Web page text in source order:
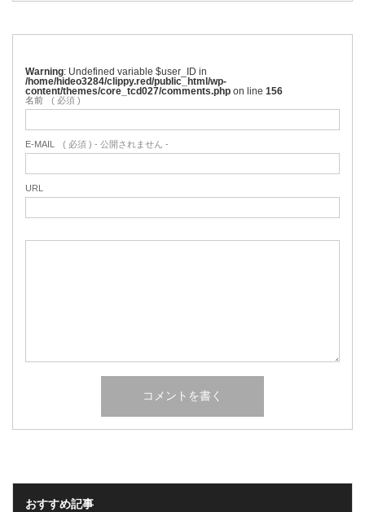
Warning : Undefined variable $user_ID in
/home/hideo3284/clippy.red/public_html/wp-
content/themes/core_tcd027/comments.php on line 156
名前 ( 必須 )
E-MAIL ( 必須 ) - 公開されません -
URL
おすすめ記事